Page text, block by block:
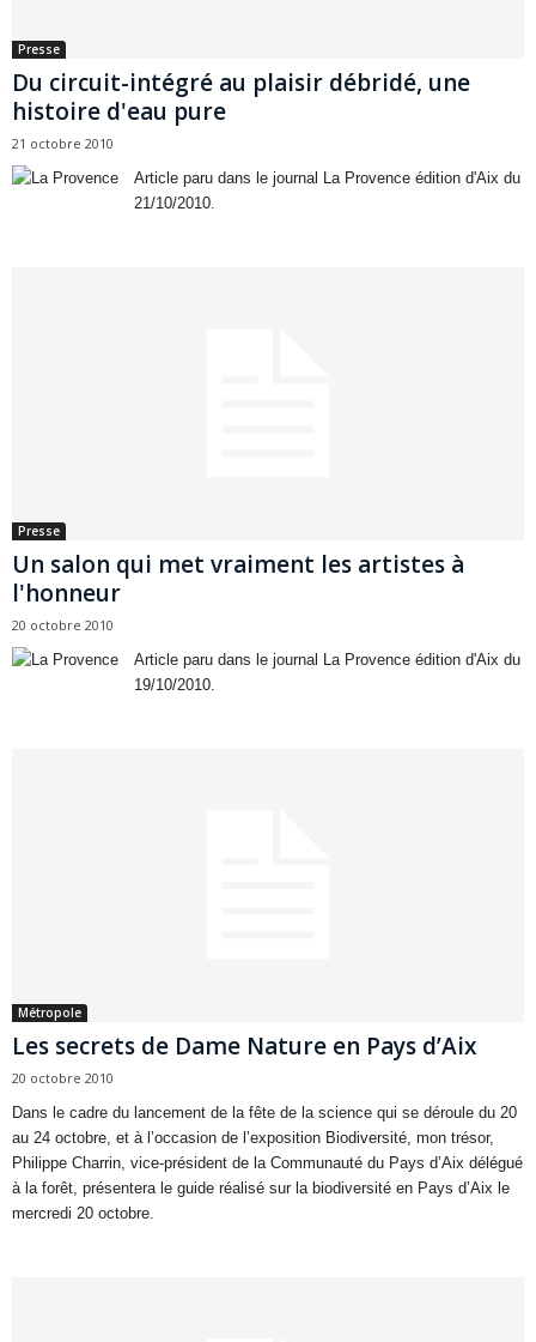
Presse
Du circuit-intégré au plaisir débridé, une
histoire d'eau pure
21 octobre 2010
Article paru dans le journal La Provence édition d'Aix du
21/10/2010.
Presse
Un salon qui met vraiment les artistes à
l'honneur
20 octobre 2010
Article paru dans le journal La Provence édition d'Aix du
19/10/2010.
Métropole
Les secrets de Dame Nature en Pays d’Aix
20 octobre 2010
Dans le cadre du lancement de la fête de la science qui se déroule du 20
au 24 octobre, et à l’occasion de l’exposition Biodiversité, mon trésor,
Philippe Charrin, vice-président de la Communauté du Pays d’Aix délégué
à la forêt, présentera le guide réalisé sur la biodiversité en Pays d’Aix le
mercredi 20 octobre.